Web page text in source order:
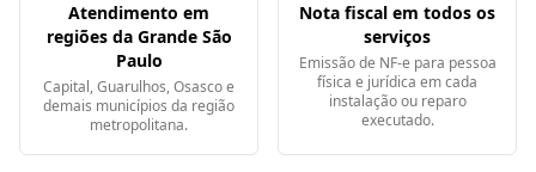
Atendimento em
regiões da Grande São
Paulo
Capital, Guarulhos, Osasco e
demais municípios da região
metropolitana.
Nota fiscal em todos os
serviços
Emissão de NF-e para pessoa
física e jurídica em cada
instalação ou reparo
executado.